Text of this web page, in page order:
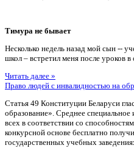
Тимура не бывает
Несколько недель назад мой сын --
школ – встретил меня после уроков
Читать далее »
Право людей с инвалидностью на
Статья 49 Конституции Беларуси
образование». Среднее
всех в соответствии со
конкурсной основе бесплатно
государственных учебных